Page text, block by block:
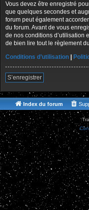
Vous devez être enregistré
que quelques secondes et
forum peut également
du forum. Avant de vous
de nos conditions d’utilisation
de bien lire tout le règlement
Conditions d’utilisation
S’enregistrer
Index du forum